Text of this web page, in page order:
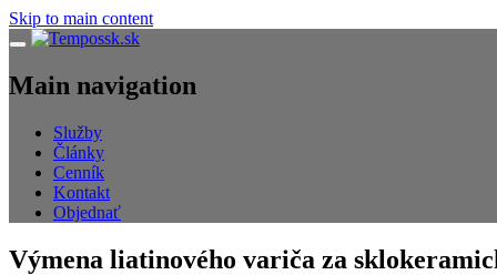
Skip to main content
Navigácia
Main navigation
Služby
Články
Cenník
Kontakt
Objednať
Výmena liatinového variča za